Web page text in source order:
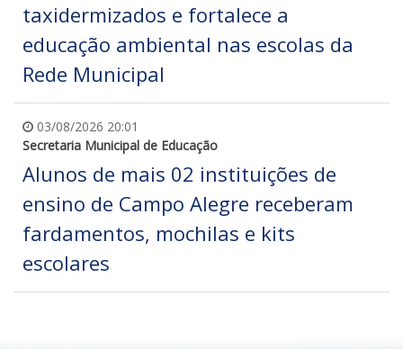
taxidermizados e fortalece a
educação ambiental nas escolas da
Rede Municipal
03/08/2026 20:01
Secretaria Municipal de Educação
Alunos de mais 02 instituições de
ensino de Campo Alegre receberam
fardamentos, mochilas e kits
escolares